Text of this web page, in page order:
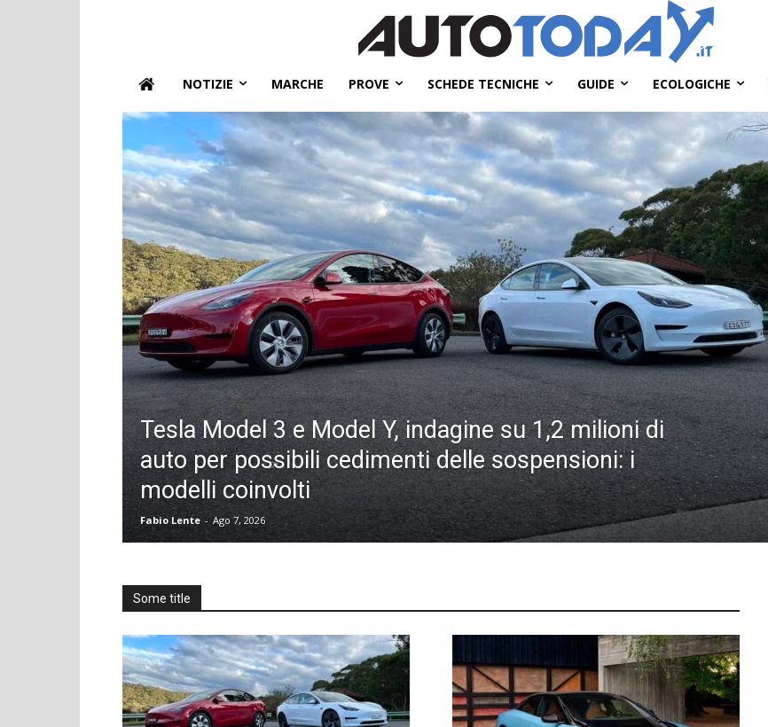
NOTIZIE MARCHE PROVE SCHEDE TECNICHE GUIDE ECOLOGICHE
Tesla Model 3 e Model Y, indagine su 1,2 milioni di
auto per possibili cedimenti delle sospensioni: i
modelli coinvolti
Fabio Lente - Ago 7, 2026
Some title